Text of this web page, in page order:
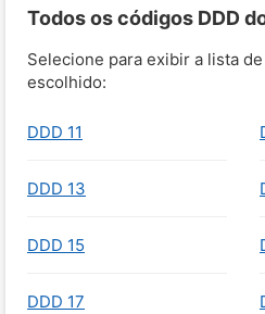
Todos os códigos DDD
Selecione para exibir a lista
escolhido:
DDD 11
DDD 13
DDD 15
DDD 17